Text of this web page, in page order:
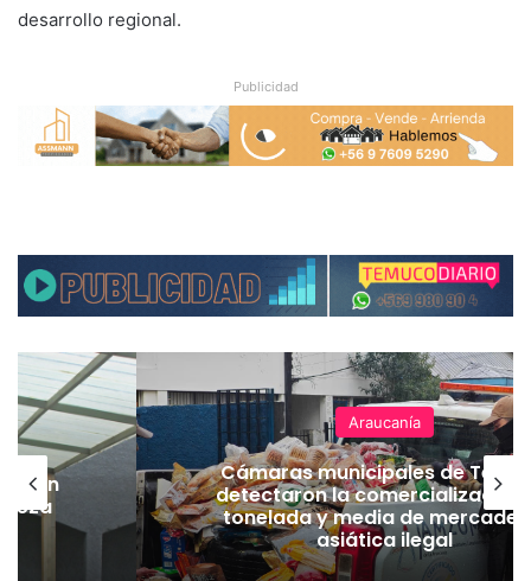
desarrollo regional.
Publicidad
Araucanía
Cámaras municipales de
detectaron la comercialización
tonelada y media de
asiática ilegal